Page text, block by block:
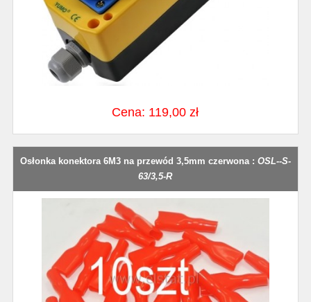
Cena: 119,00 zł
Osłonka konektora 6M3 na przewód 3,5mm czerwona : OSL--S-
63/3,5-R